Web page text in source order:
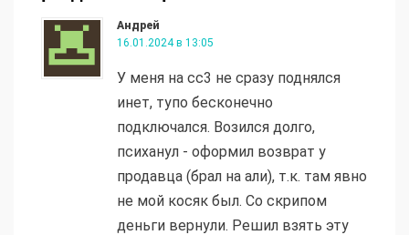
Андрей
16.01.2024 в 13:05
У меня на cc3 не сразу поднялся
инет, тупо бесконечно
подключался. Возился долго,
психанул - оформил возврат у
продавца (брал на али), т.к. там явно
не мой косяк был. Со скрипом
деньги вернули. Решил взять эту